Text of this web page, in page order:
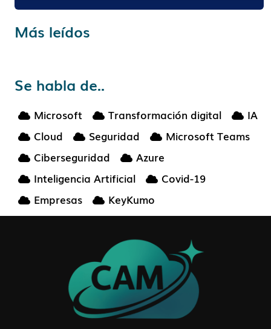
Más leídos
Se habla de..
Microsoft Transformación digital
IA
Cloud
Seguridad
Microsoft Teams
Ciberseguridad
Azure
Inteligencia Artificial
Covid-19
Empresas
KeyKumo